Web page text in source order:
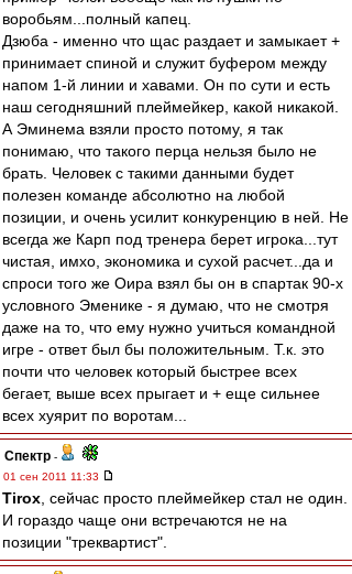
воробьям...полный капец.
Дзюба - именно что щас раздает и замыкает +
принимает спиной и служит буфером между
напом 1-й линии и хавами. Он по сути и есть
наш сегодняшний плеймейкер, какой никакой.
А Эминема взяли просто потому, я так
понимаю, что такого перца нельзя было не
брать. Человек с такими данными будет
полезен команде абсолютно на любой
позиции, и очень усилит конкуренцию в ней. Не
всегда же Карп под тренера берет игрока...тут
чистая, имхо, экономика и сухой расчет...да и
спроси того же Оира взял бы он в спартак 90-х
условного Эменике - я думаю, что не смотря
даже на то, что ему нужно учиться командной
игре - ответ был бы положительным. Т.к. это
почти что человек который быстрее всех
бегает, выше всех прыгает и + еще сильнее
всех хуярит по воротам...
Спектр -
01 сен 2011 11:33
Tirox , сейчас просто плеймейкер стал не один.
И гораздо чаще они встречаются не на
позиции "треквартист".